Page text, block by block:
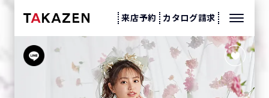
来店予約 カタログ請求